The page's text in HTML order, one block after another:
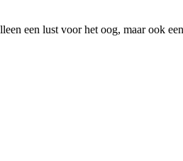
een lust voor het oog, maar ook